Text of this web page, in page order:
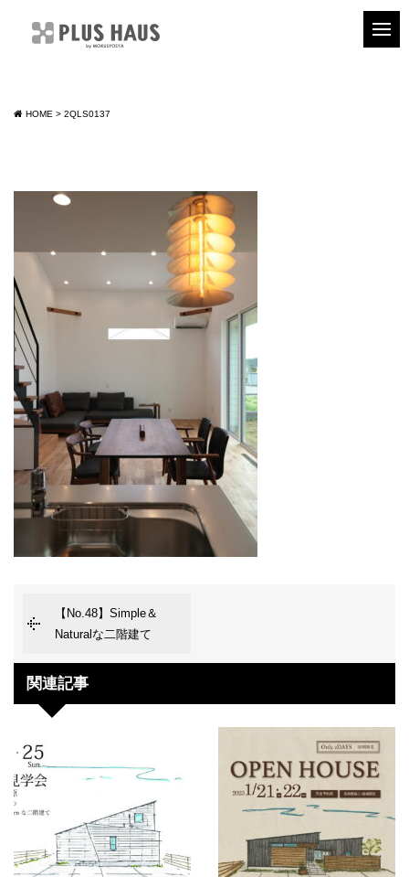
HOME > 2QLS0137
【No.48】Simple＆
Naturalな二階建て
関連記事